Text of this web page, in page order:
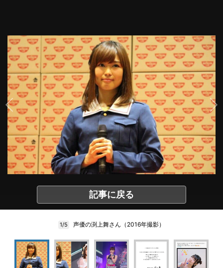
記事に戻る
1/5 声優の渕上舞さん（2016年撮影）